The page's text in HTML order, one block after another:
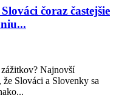
čoraz častejšie
Najnovší
Slováci a Slovenky sa